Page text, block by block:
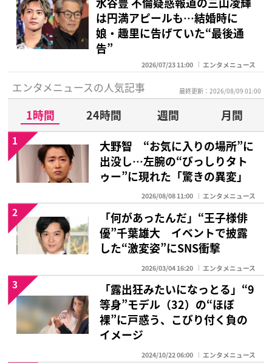
は円満アピールも…結婚時に
娘・趣里に告げていた“最後通
告”
2026/07/23 11:00 エンタメニュース
エンタメニュースの人気記事 最終更新：2026/08/09 01:00
1時間 24時間 週間
月間
大野智 “お気に入りの場所”に
出没し…左腕の“びっしりタト
ゥー”に現れた「驚きの異変」
2026/08/08 11:00 エンタメニュース
1
「何があったんだ」“王子様俳
優”千葉雄大 イベントで披露
した“激変姿”にSNS衝撃
2026/03/04 16:20 エンタメニュース
2
「露出狂みたいになっとる」“9
等身”モデル（32）の“ほぼ
裸”に戸惑う、こびり付く負の
イメージ
2024/10/22 06:00 エンタメニュース
3